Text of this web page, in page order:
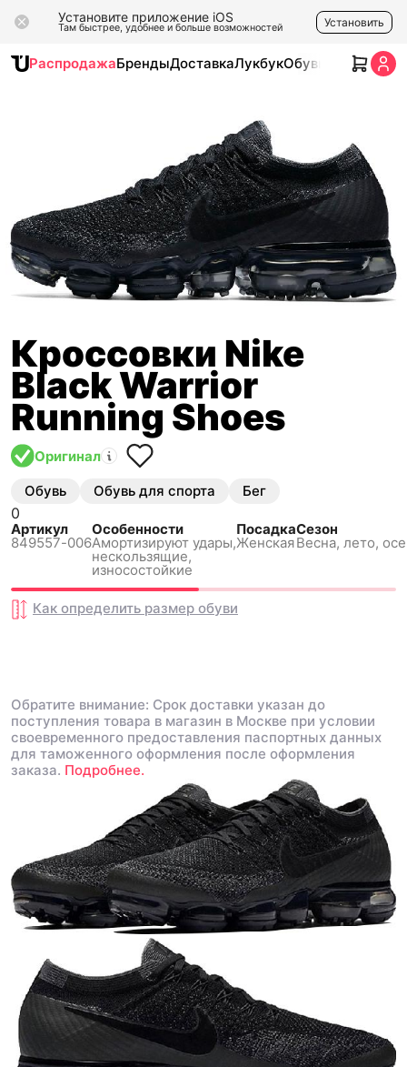
Установите приложение iOS
Там быстрее, удобнее и больше возможностей Установить
РаспродажаБрендыДоставкаЛукбукОбувь Одежда
Кроссовки Nike
Black Warrior
Running Shoes
Оригинал
Обувь Обувь для спорта Бег
0
Артикул
849557-006
Особенности
Амортизируют удары,
нескользящиe,
износостойкие
Посадка
Женская
Сезон
Весна, лето,
Как определить размер обуви
Обратите внимание: Срок доставки указан до
поступления товара в магазин в Москве при условии
своевременного предоставления паспортных данных
для таможенного оформления после оформления
заказа. Подробнее.